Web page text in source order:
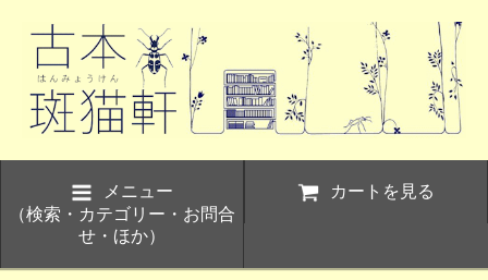
メニュー
（検索・カテゴリー・お問合
せ・ほか）
カートを見る